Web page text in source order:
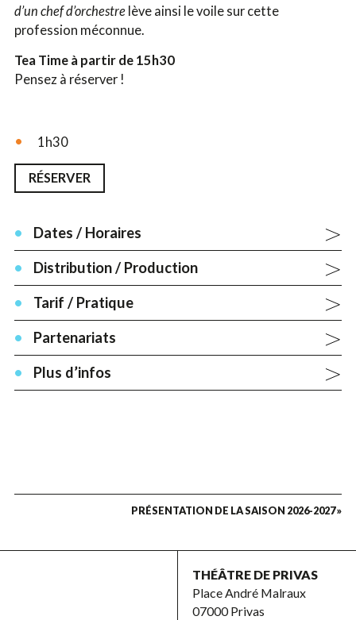
d’un chef d’orchestre lève ainsi le voile sur cette
profession méconnue.
Tea Time à partir de 15h30
Pensez à réserver !
1h30
RÉSERVER
Dates / Horaires
Distribution / Production
Tarif / Pratique
Partenariats
Plus d’infos
PRÉSENTATION DE LA SAISON 2026-2027 »
THÉÂTRE DE PRIVAS
Place André Malraux
07000 Privas